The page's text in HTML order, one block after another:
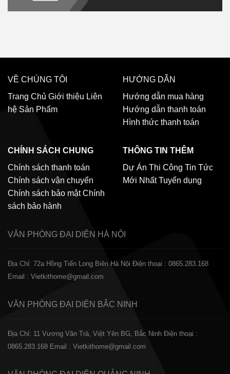
VỀ CHÚNG TÔI
Trang Chủ Giới thiệu Liên
hệ Sản Phẩm
HƯỚNG DẪN
Hướng dẫn mua hàng
Hướng dẫn thanh toán
Hình thức thanh toán
CHÍNH SÁCH CHUNG
Chính sách thanh toán
Chính sách vận chuyển
Chính sách bảo mật Chính
sách bảo hành
THÔNG TIN THÊM
Dự Án Thi Công Tin Tức
Mới Nhất Tuyển dụng
VĂN PHÒNG ĐẠI DIỆN HÀ NỘI
Địa Chỉ: 72a Hồng Tiến Long Biên Hà Nội Điện thoại : 0865.283.168
Email : Vietkithome@gmail.com
VĂN PHÒNG ĐẠI DIỆN BẮC NINH
Địa Chỉ: 11 Vương Văn Trà, Việt Yên BG, Bắc Ninh Điện thoại :
0865.283.168 Email : Vietkithome@gmail.com